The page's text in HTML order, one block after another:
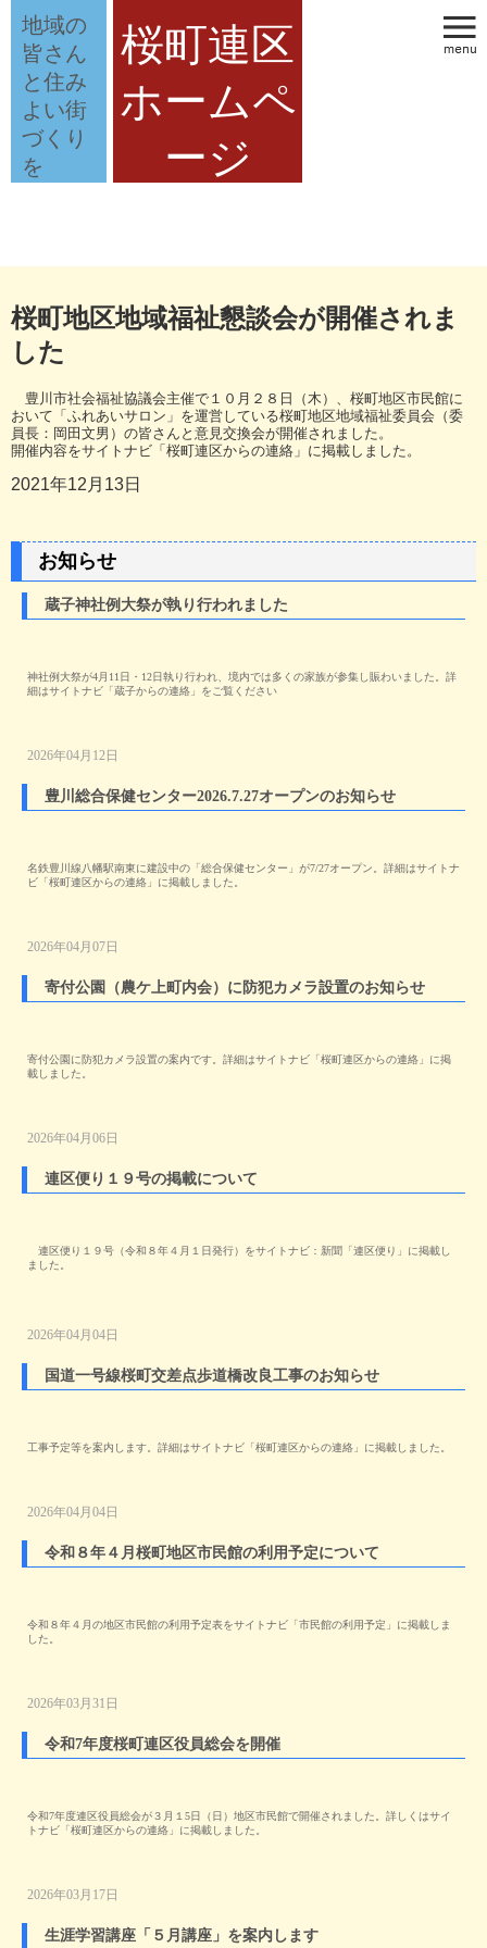
桜町連区
ホームペ
ージ
地域の
皆さん
と住み
よい街
づくり
を
桜町地区地域福祉懇談会が開催されま
した
豊川市社会福祉協議会主催で１０月２８日（木）、桜町地区市民館に
おいて「ふれあいサロン」を運営している桜町地区地域福祉委員会（委
員長：岡田文男）の皆さんと意見交換会が開催されました。
開催内容をサイトナビ「桜町連区からの連絡」に掲載しました。
2021年12月13日
お知らせ
蔵子神社例大祭が執り行われました
神社例大祭が4月11日・12日執り行われ、境内では多くの家族が参集し賑わいました。詳
細はサイトナビ「蔵子からの連絡」をご覧ください
2026年04月12日
豊川総合保健センター2026.7.27オープンのお知らせ
名鉄豊川線八幡駅南東に建設中の「総合保健センター」が7/27オープン。詳細はサイトナ
ビ「桜町連区からの連絡」に掲載しました。
2026年04月07日
寄付公園（農ケ上町内会）に防犯カメラ設置のお知らせ
寄付公園に防犯カメラ設置の案内です。詳細はサイトナビ「桜町連区からの連絡」に掲
載しました。
2026年04月06日
連区便り１９号の掲載について
連区便り１９号（令和８年４月１日発行）をサイトナビ：新聞「連区便り」に掲載し
ました。
2026年04月04日
国道一号線桜町交差点歩道橋改良工事のお知らせ
工事予定等を案内します。詳細はサイトナビ「桜町連区からの連絡」に掲載しました。
2026年04月04日
令和８年４月桜町地区市民館の利用予定について
令和８年４月の地区市民館の利用予定表をサイトナビ「市民館の利用予定」に掲載しま
した。
2026年03月31日
令和7年度桜町連区役員総会を開催
令和7年度連区役員総会が３月１5日（日）地区市民館で開催されました。詳しくはサイ
トナビ「桜町連区からの連絡」に掲載しました。
2026年03月17日
生涯学習講座「５月講座」を案内します